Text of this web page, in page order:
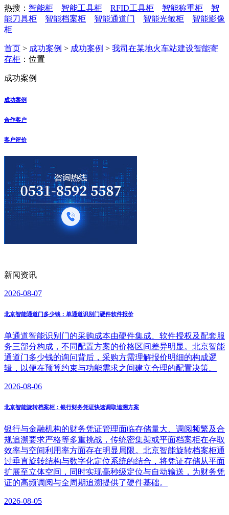
热搜： 智能柜 智能工具柜 RFID工具柜 智能称重柜
智
能刀具柜
智能档案柜 智能通道门 智能光敏柜
智能影像
柜
首页 > 成功案例 > 成功案例 > 我司在某地火车站建设智能寄
存柜 ：位置
成功案例
成功案例
合作客户
客户评价
新闻资讯
2026-08-07
北京智能通道门多少钱：单通道识别门硬件软件报价
单通道智能识别门的采购成本由硬件集成、软件授权及配套服
务三部分构成，不同配置方案的价格区间差异明显。北京智能
通道门多少钱的询问背后，采购方需理解报价明细的构成逻
辑，以便在预算约束与功能需求之间建立合理的配置决策。
2026-08-06
北京智能旋转档案柜：银行财务凭证快速调取追溯方案
银行与金融机构的财务凭证管理面临存储量大、调阅频繁及合
规追溯要求严格等多重挑战，传统密集架或平面档案柜在存取
效率与空间利用率方面存在明显局限。北京智能旋转档案柜通
过垂直旋转结构与数字化定位系统的结合，将凭证存储从平面
扩展至立体空间，同时实现毫秒级定位与自动输送，为财务凭
证的高频调阅与全周期追溯提供了硬件基础。
2026-08-05